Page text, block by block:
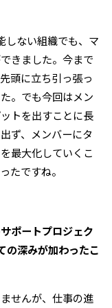
しない組織でも、マ
きました。今まで
頭に立ち引っ張っ
。でも今回はメン
トを出すことに長
ず、メンバーにタ
最大化していくこ
たですね。
ポートプロジェク
の深みが加わったこ
せんが、仕事の進